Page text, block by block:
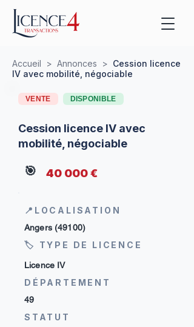
Accueil > Annonces > Cession licence
IV avec mobilité, négociable
VENTE DISPONIBLE
Cession licence IV avec
mobilité, négociable
🎯 40 000 €
📍LOCALISATION
Angers (49100)
🏷 TYPE DE LICENCE
Licence IV
DÉPARTEMENT
49
STATUT